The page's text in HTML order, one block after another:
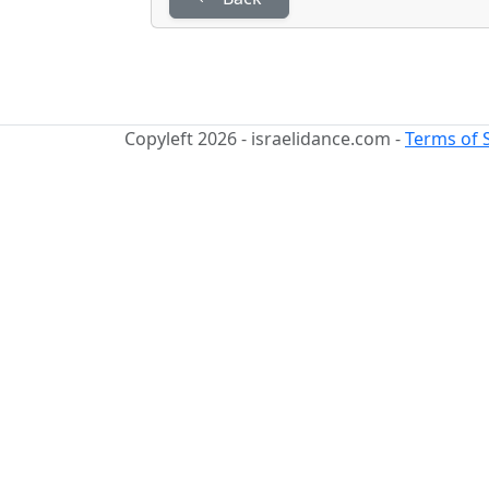
Copyleft 2026 - israelidance.com -Terms of